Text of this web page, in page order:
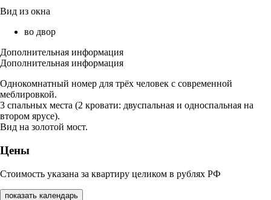
Вид из окна
во двор
Дополнительная информация
Дополнительная информация
Однокомнатный номер для трёх человек с современной
меблировкой.
3 спальных места (2 кровати: двуспальная и односпальная на
втором ярусе).
Вид на золотой мост.
Цены
Стоимость указана за квартиру целиком в рублях РФ
показать календарь